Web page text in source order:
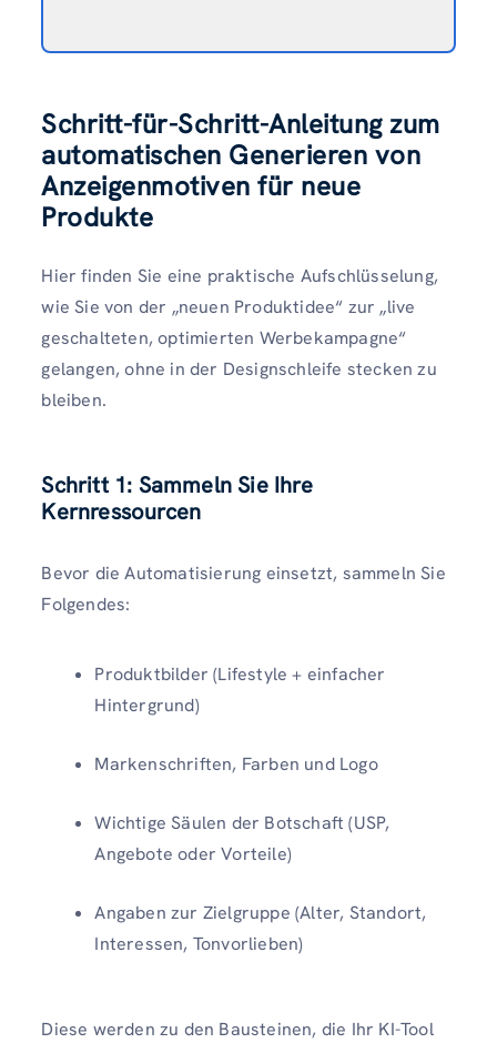
Schritt-für-Schritt-Anleitung zum
automatischen Generieren von
Anzeigenmotiven für neue
Produkte
Hier finden Sie eine praktische Aufschlüsselung,
wie Sie von der „neuen Produktidee“ zur „live
geschalteten, optimierten Werbekampagne“
gelangen, ohne in der Designschleife stecken zu
bleiben.
Schritt 1: Sammeln Sie Ihre
Kernressourcen
Bevor die Automatisierung einsetzt, sammeln Sie
Folgendes:
Produktbilder (Lifestyle + einfacher
Hintergrund)
Markenschriften, Farben und Logo
Wichtige Säulen der Botschaft (USP,
Angebote oder Vorteile)
Angaben zur Zielgruppe (Alter, Standort,
Interessen, Tonvorlieben)
Diese werden zu den Bausteinen, die Ihr KI-Tool